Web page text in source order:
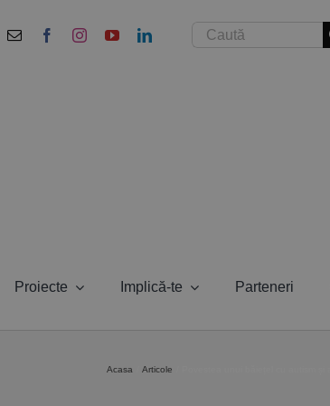
Cautare...
Proiecte Implică-te Parteneri
Acasa Articole